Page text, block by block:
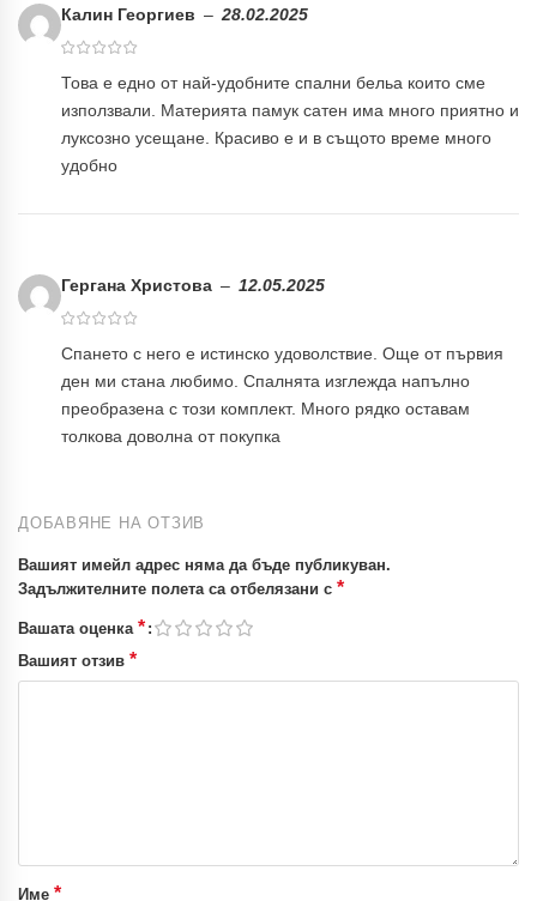
Калин Георгиев – 28.02.2025
Това е едно от най-удобните спални бельа които сме
използвали. Материята памук сатен има много приятно и
луксозно усещане. Красиво е и в същото време много
удобно
Гергана Христова – 12.05.2025
Спането с него е истинско удоволствие. Още от първия
ден ми стана любимо. Спалнята изглежда напълно
преобразена с този комплект. Много рядко оставам
толкова доволна от покупка
ДОБАВЯНЕ НА ОТЗИВ
Вашият имейл адрес няма да бъде публикуван.
Задължителните полета са отбелязани с *
Вашата оценка *
Вашият отзив *
Име *